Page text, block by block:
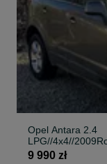
Opel Antara 2.4
LPG//4x4//
aBiezaco//Klima//
9 990 zł